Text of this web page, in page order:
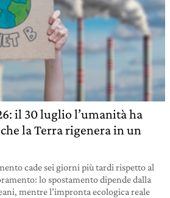
il 30 luglio l’umanità ha
la Terra rigenera in un
cade sei giorni più tardi rispetto al
lo spostamento dipende dalla
mentre l’impronta ecologica reale